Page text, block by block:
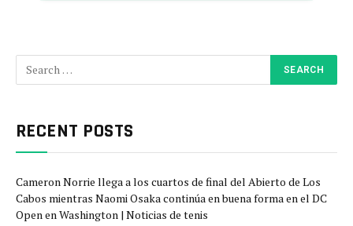
RECENT POSTS
Cameron Norrie llega a los cuartos de final del Abierto de Los
Cabos mientras Naomi Osaka continúa en buena forma en el DC
Open en Washington | Noticias de tenis